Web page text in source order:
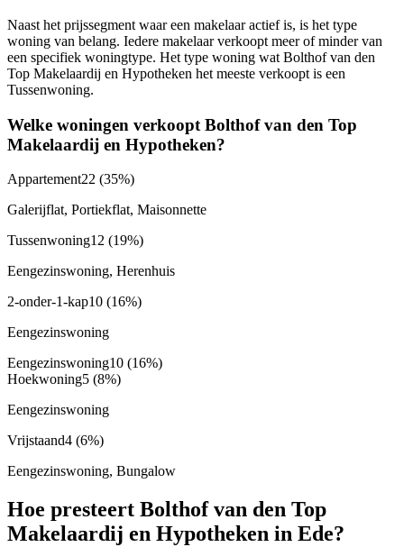
Naast het prijssegment waar een makelaar actief is, is het type
woning van belang. Iedere makelaar verkoopt meer of minder van
een specifiek woningtype. Het type woning wat Bolthof van den
Top Makelaardij en Hypotheken het meeste verkoopt is een
Tussenwoning.
Welke woningen verkoopt Bolthof van den Top
Makelaardij en Hypotheken?
Appartement22 (35%)
Galerijflat, Portiekflat, Maisonnette
Tussenwoning12 (19%)
Eengezinswoning, Herenhuis
2-onder-1-kap10 (16%)
Eengezinswoning
Eengezinswoning10 (16%)
Hoekwoning5 (8%)
Eengezinswoning
Vrijstaand4 (6%)
Eengezinswoning, Bungalow
Hoe presteert Bolthof van den Top
Makelaardij en Hypotheken in Ede?